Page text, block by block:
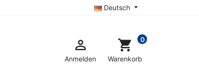
Deutsch

Anmelden
shopping_cart 0
Warenkorb